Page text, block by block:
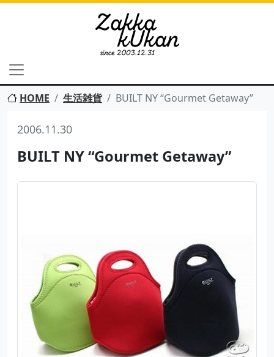
HOME 生活雑貨 BUILT NY “Gourmet Getaway”
2006.11.30
BUILT NY “Gourmet Getaway”